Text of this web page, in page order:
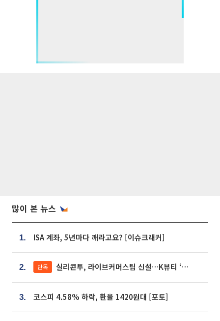
많이 본 뉴스
1. ISA 계좌, 5년마다 깨라고요? [이슈크래커]
2. 단독 실리콘투, 라이브커머스팀 신설…K뷰티 ‘글로벌 판매망’ 확대[K뷰티 라방戰]
3. 코스피 4.58% 하락, 환율 1420원대 [포토]